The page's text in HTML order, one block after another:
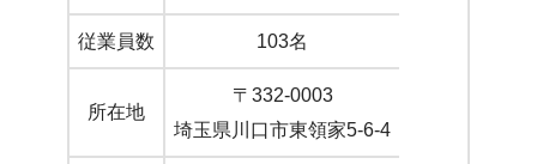
従業員数 103名
所在地
〒332-0003
埼玉県川口市東領家5-6-4